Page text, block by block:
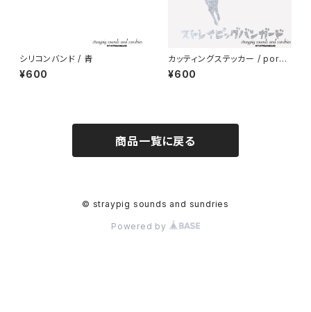
シリコンバンド / 青
¥600
カッティングステッカー / porco
rampante (シルバーラメ
¥600
商品一覧に戻る
© straypig sounds and sundries
Powered by